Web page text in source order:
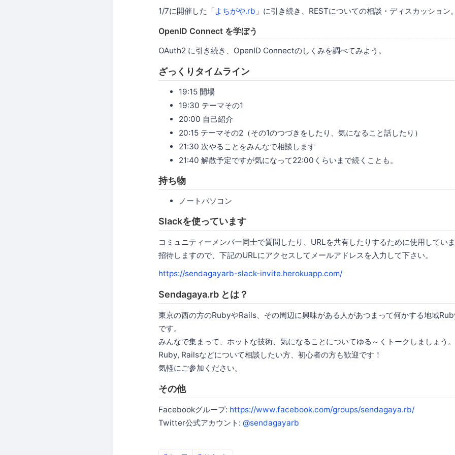
1/7に開催した「よちがや.rb 」に引き続き、RESTについての相談・ディスカッション
OpenID Connect を学ぼう
OAuth2 に引き続き、OpenID Connectのしくみを調べてみよう。
ざっくりタイムライン
19:15 開場
19:30 テーマその1
20:00 自己紹介
20:15 テーマその2（その1のつづきをしたり、気になること話したり）
21:30 次やることをみんなで相談します
21:40 解散予定ですが気になって22:00くらいまで続くことも。
持ち物
ノートパソコン
Slackを使っています
コミュニティーメンバー同士で質問したり、URLを共有したりするために使用してい
招待しますので、下記のURLにアクセスしてメールアドレスを入力して下さい。
https://sendagayarb-slack-invite.herokuapp.com/
Sendagaya.rb とは？
東京の西の方のRubyやRails、その周辺に興味がある人があつまって何かする地域
です。
みんなで集まって、ホットな技術、気になることについてゆる～くトークしましょう。
Ruby, Railsなどについて相談したい方、初心者の方も歓迎です！
気軽にご参加ください。
その他
Facebookグループ: https://www.facebook.com/groups/sendagaya.rb/
Twitter公式アカウント: @sendagayarb